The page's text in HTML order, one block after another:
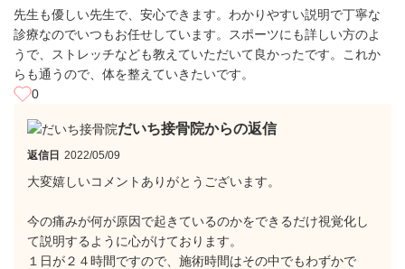
先生も優しい先生で、安心できます。わかりやすい説明で丁寧な
診療なのでいつもお任せしています。スポーツにも詳しい方のよ
うで、ストレッチなども教えていただいて良かったです。これか
らも通うので、体を整えていきたいです。
0
だいち接骨院からの返信
返信日 2022/05/09
大変嬉しいコメントありがとうございます。
今の痛みが何が原因で起きているのかをできるだけ視覚化し
て説明するように心がけております。
１日が２４時間ですので、施術時間はその中でもわずかで